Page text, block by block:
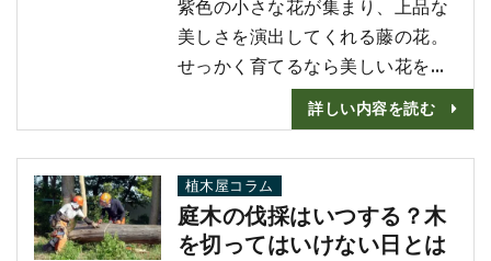
とのメリットやデメリット、･･･
紫色の小さな花が集まり、上品な
美しさを演出してくれる藤の花。
せっかく育てるなら美しい花を沢
山咲かせたいですよね。 綺麗な花
を咲かせるためには、時期や枝の
判別に気を付けて剪定する必要が
あります。 この記事では藤の剪
定時期、剪定方法、花を咲かせる
ポイントなど手入れについて詳し
詳しい内容を読む
植木屋コラム
庭木の伐採はいつする？木
を切ってはいけない日とは